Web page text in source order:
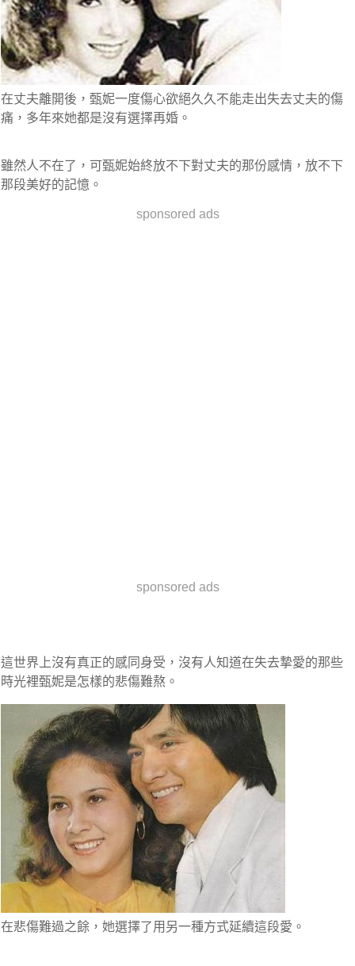
在丈夫離開後，甄妮一度傷心欲絕久久不能走出失去丈夫的傷
痛，多年來她都是沒有選擇再婚。
雖然人不在了，可甄妮始終放不下對丈夫的那份感情，放不下
那段美好的記憶 。
sponsored ads
sponsored ads
這世界上沒有真正的感同身受，沒有人知道在失去摯愛的那些
時光裡甄妮是怎樣的悲傷難熬。
在悲傷難過之餘，她選擇了用另一種方式延續這段愛。